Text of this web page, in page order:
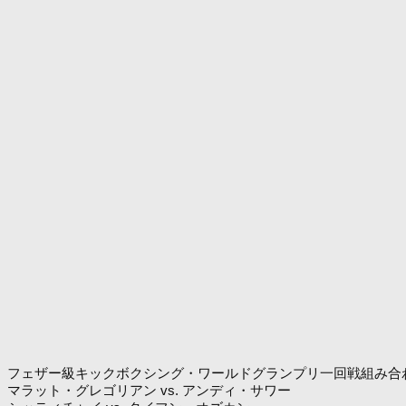
フェザー級キックボクシング・ワールドグランプリ一回戦組み合
マラット・グレゴリアン vs. アンディ・サワー